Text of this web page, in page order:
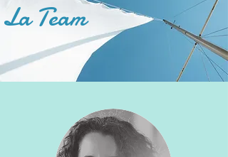
La Team